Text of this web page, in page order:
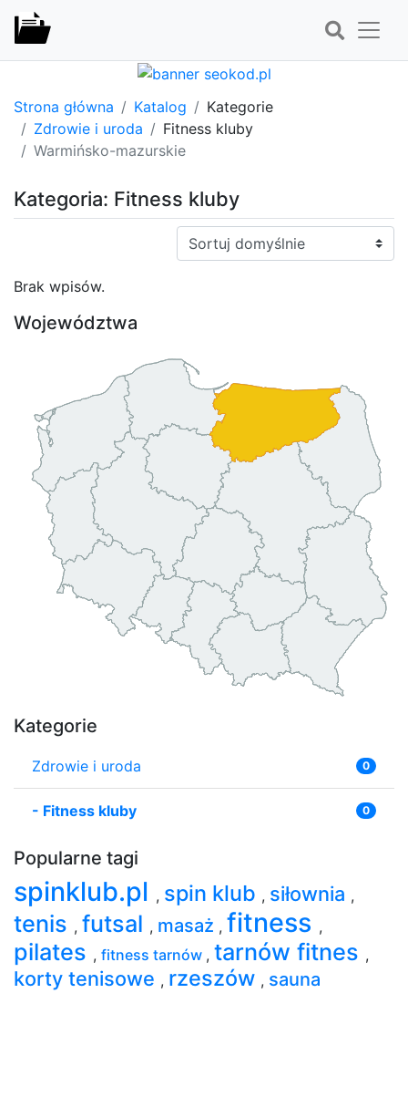
Strona główna Katalog
Kategorie
Zdrowie i uroda
Fitness kluby
Warmińsko-mazurskie
Kategoria: Fitness kluby
Sortuj:
Brak wpisów.
Województwa
Kategorie
Zdrowie i uroda 0
- Fitness kluby 0
Popularne tagi
spinklub.pl , spin klub , siłownia ,
tenis , futsal , masaż , fitness ,
pilates , fitness tarnów , tarnów fitnes ,
korty tenisowe , rzeszów , sauna